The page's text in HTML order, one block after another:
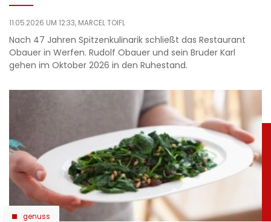
11.05.2026 UM 12:33, MARCEL TOIFL
Nach 47 Jahren Spitzenkulinarik schließt das Restaurant
Obauer in Werfen. Rudolf Obauer und sein Bruder Karl
gehen im Oktober 2026 in den Ruhestand.
genuss